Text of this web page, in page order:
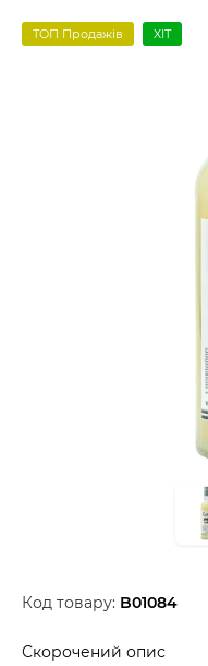
ТОП Продажів ХІТ
Код товару: B01084
Скорочений опис